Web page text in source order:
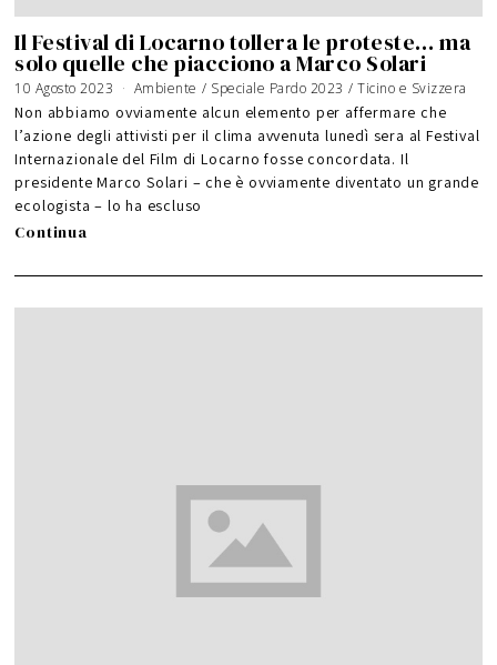
Il Festival di Locarno tollera le proteste… ma
solo quelle che piacciono a Marco Solari
10 Agosto 2023
A
g
s
o
2
0
2
Ambiente / Speciale Pardo 2023 / Ticino e Svizzera
Non abbiamo ovviamente alcun elemento per affermare che
l’azione degli attivisti per il clima avvenuta lunedì sera al Festival
Internazionale del Film di Locarno fosse concordata. Il
presidente Marco Solari – che è ovviamente diventato un grande
ecologista – lo ha escluso
Continua